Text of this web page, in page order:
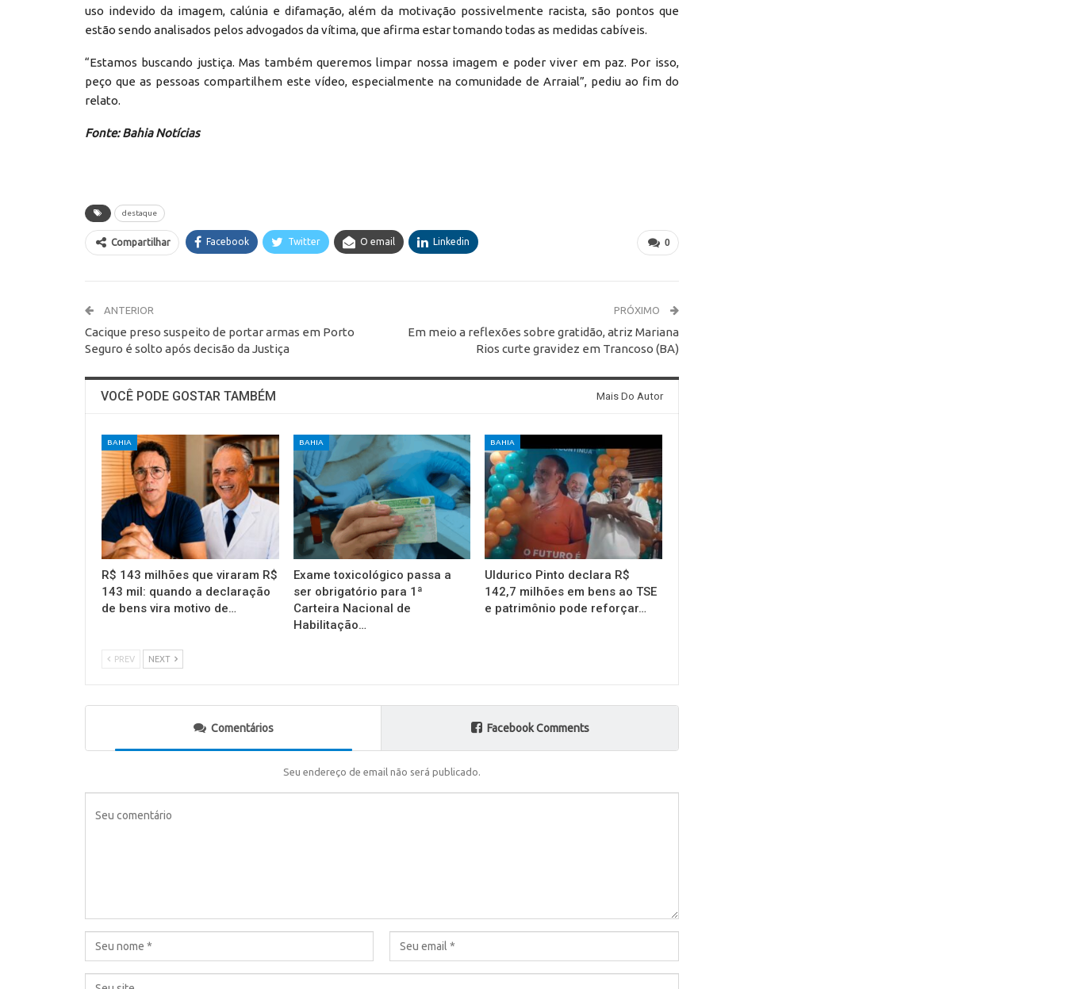
uso indevido da imagem, calúnia e difamação, além da motivação possivelmente racista, são pontos que
estão sendo analisados pelos advogados da vítima, que afirma estar tomando todas as medidas cabíveis.
“Estamos buscando justiça. Mas também queremos limpar nossa imagem e poder viver em paz. Por isso,
peço que as pessoas compartilhem este vídeo, especialmente na comunidade de Arraial”, pediu ao fim do
relato.
Fonte: Bahia Notícias
destaque
0
Compartilhar Facebook Twitter O email Linkedin
ANTERIOR
Cacique preso suspeito de portar armas em Porto
Seguro é solto após decisão da Justiça
PRÓXIMO
Em meio a reflexões sobre gratidão, atriz Mariana
Rios curte gravidez em Trancoso (BA)
VOCÊ PODE GOSTAR TAMBÉM Mais Do Autor
BAHIA
R$ 143 milhões que viraram R$
143 mil: quando a declaração
de bens vira motivo de…
BAHIA
Exame toxicológico passa a
ser obrigatório para 1ª
Carteira Nacional de
Habilitação…
BAHIA
Uldurico Pinto declara R$
142,7 milhões em bens ao TSE
e patrimônio pode reforçar…
PREV NEXT
Comentários Facebook Comments
Seu endereço de email não será publicado.